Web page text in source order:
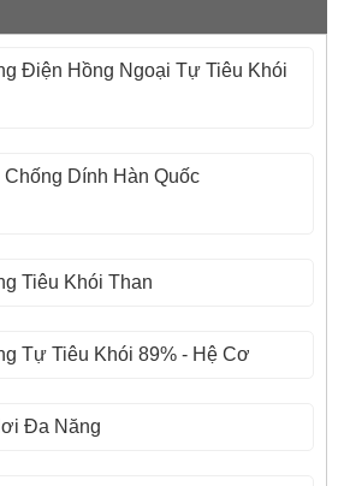
Điện Hồng Ngoại Tự Tiêu Khói
Dính Hàn Quốc
Tiêu Khói Than
Tự Tiêu Khói 89% - Hệ Cơ
Đa Năng